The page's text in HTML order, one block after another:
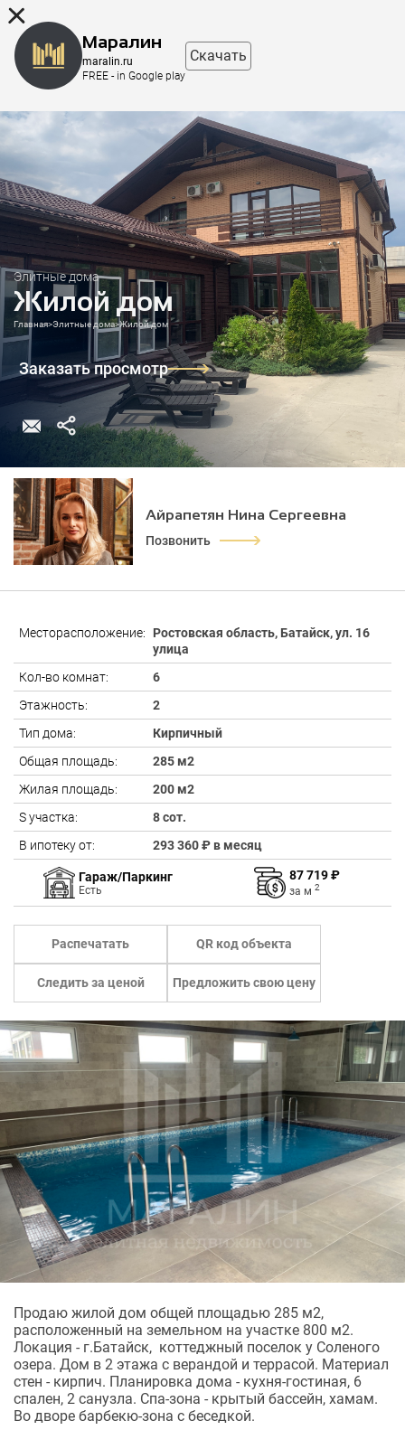
Элитные дома
Жилой дом
Главная>Элитные дома>Жилой дом
Заказать просмотр
Айрапетян Нина Сергеевна
Позвонить
Месторасположение:
Ростовская область, Батайск, ул. 16
улица
Кол-во комнат:
6
Этажность:
2
Тип дома:
Кирпичный
Общая площадь:
285 м2
Жилая площадь:
200 м2
S участка:
8 сот.
В ипотеку от:
293 360 ₽ в месяц
Гараж/Паркинг
Есть
87 719 ₽
за м 2
Распечатать QR код объекта
Следить за ценой Предложить свою цену
Продаю жилой дом общей площадью 285 м2,
расположенный на земельном на участке 800 м2.
Локация - г.Батайск, коттеджный поселок у Соленого
озера. Дом в 2 этажа с верандой и террасой. Материал
стен - кирпич. Планировка дома - кухня-гостиная, 6
спален, 2 санузла. Спа-зона - крытый бассейн, хамам.
Во дворе барбекю-зона с беседкой.
Маралин
maralin.ru
FREE - in Google play
Скачать